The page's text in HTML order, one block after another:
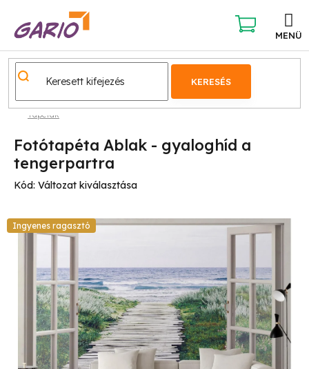
KERESÉS
KOSÁR
Tapéták
Fotótapéta Ablak - gyaloghíd a
tengerpartra
Kód: Változat kiválasztása
Ingyenes ragasztó